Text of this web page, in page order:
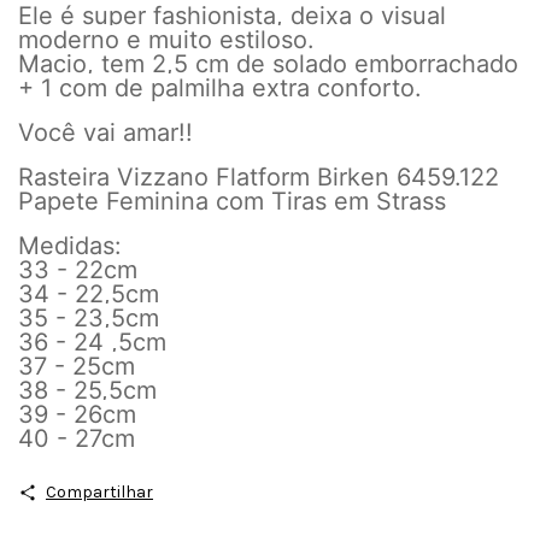
Ele é super fashionista, deixa o visual
moderno e muito estiloso.
Macio, tem 2,5 cm de solado emborrachado
+ 1 com de palmilha extra conforto.
Você vai amar!!
Rasteira Vizzano Flatform Birken 6459.122
Papete Feminina com Tiras em Strass
Medidas:
33 - 22cm
34 - 22,5cm
35 - 23,5cm
36 - 24 ,5cm
37 - 25cm
38 - 25,5cm
39 - 26cm
40 - 27cm
Compartilhar